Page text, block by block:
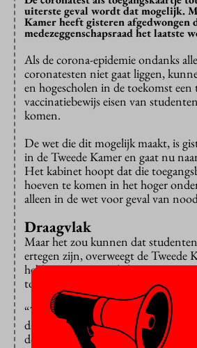
uiterste geval wordt dat mogelijk.
Kamer heeft gisteren afgedwongen
medezeggenschapsraad het laatste
Als de corona-epidemie ondanks
coronatesten niet gaat liggen,
en hogescholen in de toekomst een
vaccinatiebewijs eisen van
komen.
De wet die dit mogelijk maakt, is
in de Tweede Kamer en gaat nu
Het kabinet hoopt dat die
hoeven te komen in het hoger
alleen in de wet voor geval van
Draagvlak
Maar het zou kunnen dat
ertegen zijn, overweegt de Tweede
hebben ze principiële bezwaren
toegangsbewijzen of vertrouwen ze
“Testen voor toegang dient alleen
daadwerkelijk draagvlak voor is bij
docenten”, menen D66,